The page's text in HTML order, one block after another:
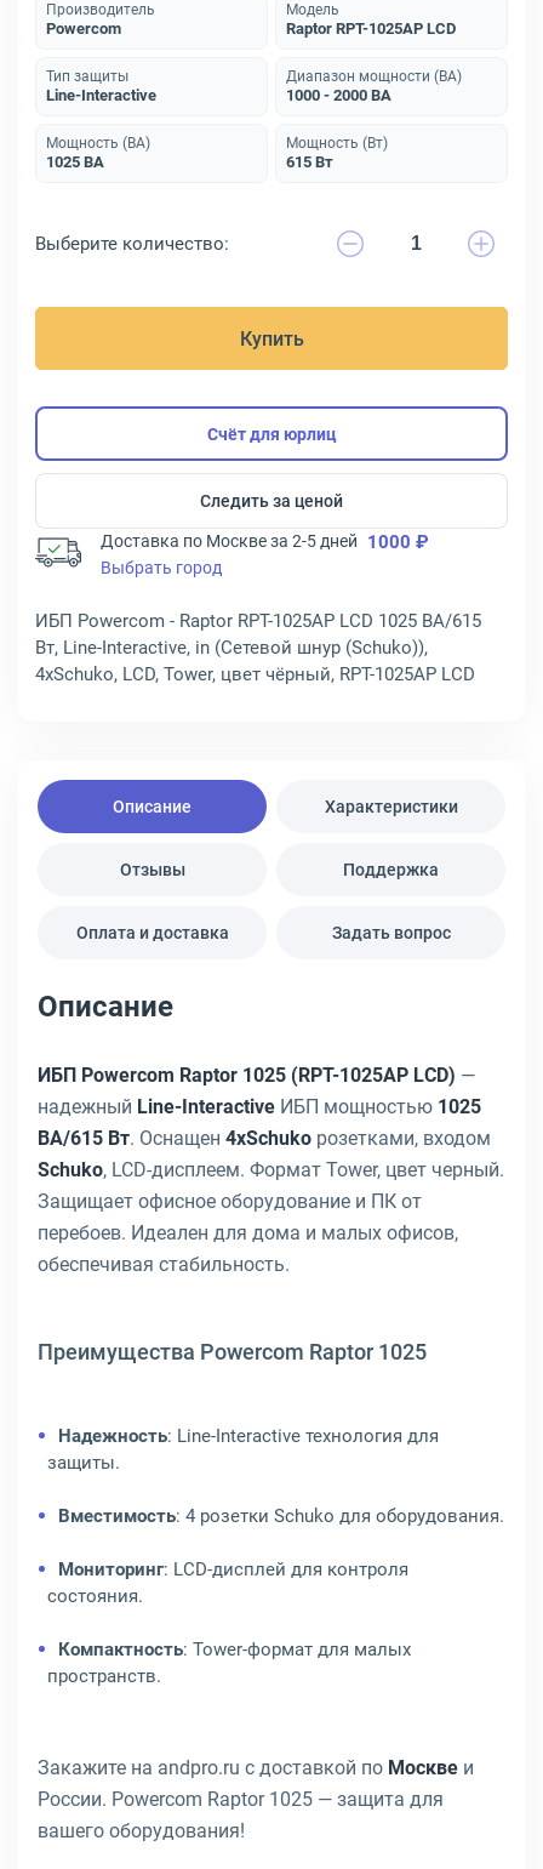
Производитель
Powercom
Модель
Raptor RPT-1025AP LCD
Тип защиты
Line-Interactive
Диапазон мощности (ВА)
1000 - 2000 ВА
Мощность (ВА)
1025 ВА
Мощность (Вт)
615 Вт
Выберите количество:
Купить
Счёт для юрлиц
Следить за ценой
Доставка по Москве за 2-5 дней 1000 ₽
Выбрать город
ИБП Powercom - Raptor RPT-1025AP LCD 1025 ВА/615
Вт, Line-Interactive, in (Сетевой шнур (Schuko)),
4xSchuko, LCD, Tower, цвет чёрный, RPT-1025AP LCD
Описание Характеристики
Отзывы Поддержка
Оплата и доставка Задать вопрос
Описание
ИБП Powercom Raptor 1025 (RPT-1025AP LCD) —
надежный Line-Interactive ИБП мощностью 1025
ВА/615 Вт. Оснащен 4xSchuko розетками, входом
Schuko, LCD-дисплеем. Формат Tower, цвет черный.
Защищает офисное оборудование и ПК от
перебоев. Идеален для дома и малых офисов,
обеспечивая стабильность.
Преимущества Powercom Raptor 1025
Надежность: Line-Interactive технология для
защиты.
Вместимость: 4 розетки Schuko для оборудования.
Мониторинг: LCD-дисплей для контроля
состояния.
Компактность: Tower-формат для малых
пространств.
Закажите на andpro.ru с доставкой по Москве и
России. Powercom Raptor 1025 — защита для
вашего оборудования!